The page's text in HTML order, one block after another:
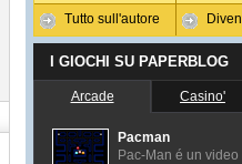
Tutto sull'autore
I GIOCHI SU PAPERBLOG
Arcade Casino'
Pacman
Pac-Man é un video